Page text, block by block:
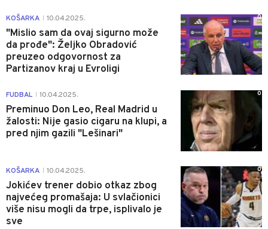
KOŠARKA 10.04.2025.
"Mislio sam da ovaj sigurno može
da prođe": Željko Obradović
preuzeo odgovornost za
Partizanov kraj u Evroligi
0
FUDBAL 10.04.2025.
Preminuo Don Leo, Real Madrid u
žalosti: Nije gasio cigaru na klupi, a
pred njim gazili "Lešinari"
0
KOŠARKA 10.04.2025.
Jokićev trener dobio otkaz zbog
najvećeg promašaja: U svlačionici
više nisu mogli da trpe, isplivalo je
sve
0